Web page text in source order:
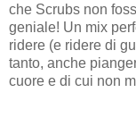
che Scrubs non
geniale! Un mix
ridere (e ridere di
tanto, anche
cuore e di cui non